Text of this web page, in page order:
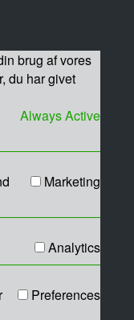
brug af vores
du har givet
Always Active
Marketing
Analytics
Preferences